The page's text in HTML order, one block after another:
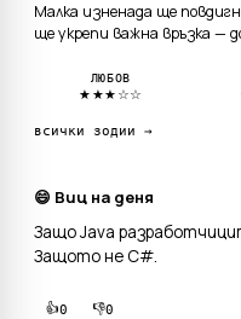
Малка изненада ще
ще укрепи важна връзка —
ЛЮБОВ
★★★☆☆
всички зодии →
😄 Виц на деня
Защо Java
Защото не C#.
👍0 👎0